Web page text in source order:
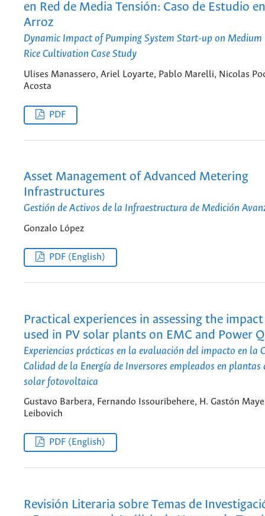
en Red de Media Tensión: Caso de Estudio
Arroz
Dynamic Impact of Pumping System Start-up on Medium
Rice Cultivation Case Study
Ulises Manassero, Ariel Loyarte, Pablo Marelli, Nicolas
Acosta
PDF
Asset Management of Advanced Metering
Infrastructures
Gestión de Activos de la Infraestructura de Medición
Gonzalo López
PDF (English)
Practical experiences in assessing the
used in PV solar plants on EMC and Power
Experiencias prácticas en la evaluación del impacto en la
Calidad de la Energía de Inversores empleados en plantas
solar fotovoltaica
Gustavo Barbera, Fernando Issouribehere, H. Gastón
Leibovich
PDF (English)
Revisión Literaria sobre Temas de